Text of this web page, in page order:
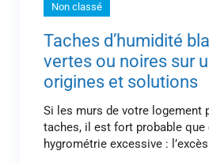
Non classé
Taches d’humidité
vertes ou noires sur
origines et solutions
Si les murs de votre logement
taches, il est fort probable que
hygrométrie excessive :